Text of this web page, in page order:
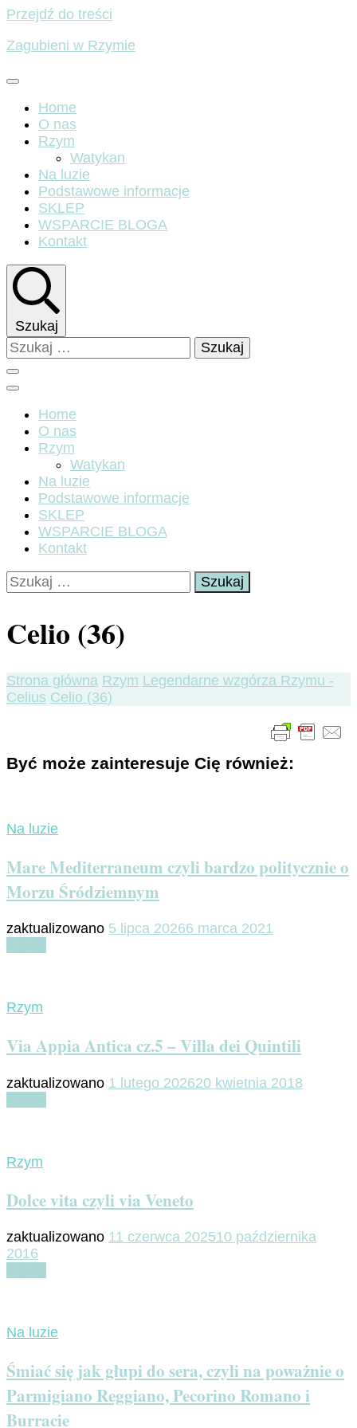
Przejdź do treści
Zagubieni w Rzymie
Home
O nas
Rzym
Watykan
Na luzie
Podstawowe informacje
SKLEP
WSPARCIE BLOGA
Kontakt
Szukaj
Szukaj:
Home
O nas
Rzym
Watykan
Na luzie
Podstawowe informacje
SKLEP
WSPARCIE BLOGA
Kontakt
Szukaj:
Celio (36)
Strona główna Rzym Legendarne wzgórza Rzymu -
Celius Celio (36)
Być może zainteresuje Cię również:
Na luzie
Mare Mediterraneum czyli bardzo politycznie o
Morzu Śródziemnym
zaktualizowano 5 lipca 20266 marca 2021
Rzym
Via Appia Antica cz.5 – Villa dei Quintili
zaktualizowano 1 lutego 202620 kwietnia 2018
Rzym
Dolce vita czyli via Veneto
zaktualizowano 11 czerwca 202510 października
2016
Na luzie
Śmiać się jak głupi do sera, czyli na poważnie o
Parmigiano Reggiano, Pecorino Romano i
Burracie